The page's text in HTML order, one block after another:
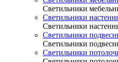
Светильники
Светильники
Светильники
Светильники
Светильники
Светильники